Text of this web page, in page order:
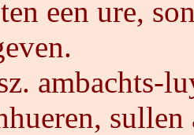
een ure,
ambachts-